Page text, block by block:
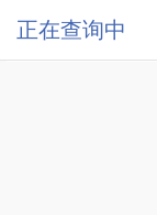
正在查询中